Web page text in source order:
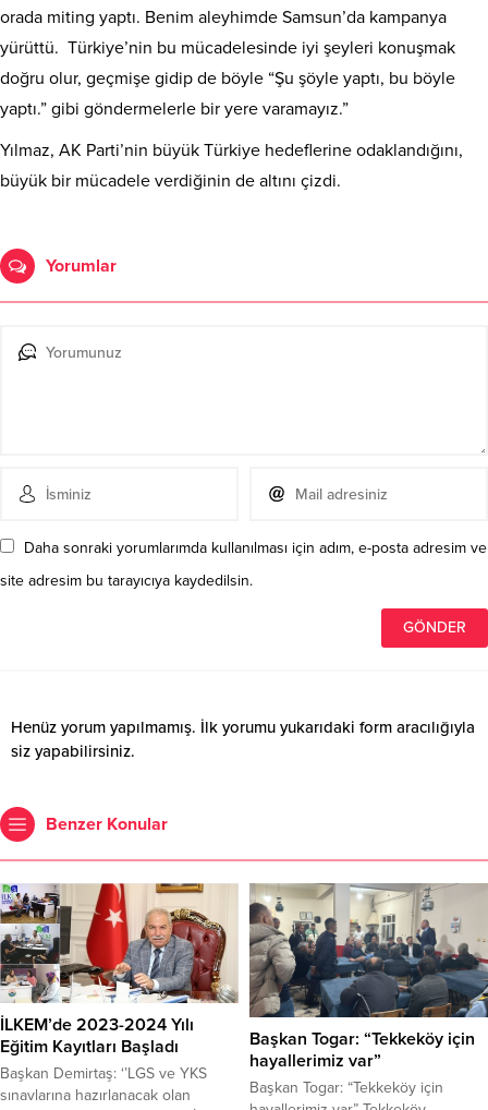
orada miting yaptı. Benim aleyhimde Samsun’da kampanya
yürüttü. Türkiye’nin bu mücadelesinde iyi şeyleri konuşmak
doğru olur, geçmişe gidip de böyle “Şu şöyle yaptı, bu böyle
yaptı.” gibi göndermelerle bir yere varamayız.”
Yılmaz, AK Parti’nin büyük Türkiye hedeflerine odaklandığını,
büyük bir mücadele verdiğinin de altını çizdi.
Yorumlar
Daha sonraki yorumlarımda kullanılması için adım, e-posta adresim ve
site adresim bu tarayıcıya kaydedilsin.
Henüz yorum yapılmamış. İlk yorumu yukarıdaki form aracılığıyla
siz yapabilirsiniz.
Benzer Konular
İLKEM’de 2023-2024 Yılı
Eğitim Kayıtları Başladı
Başkan Demirtaş: ‘’LGS ve YKS
sınavlarına hazırlanacak olan
Başkan Togar: “Tekkeköy için
hayallerimiz var”
Başkan Togar: “Tekkeköy için